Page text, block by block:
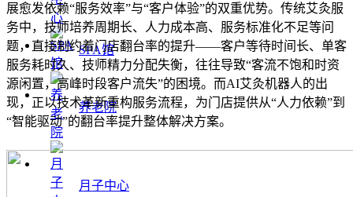
SPA馆
养老院
月子中心
展愈发依赖“服务效率”与“客户体验”的双重优势。传统艾灸服
务中，技师培养周期长、人力成本高、服务标准化不足等问
题，直接制约着门店翻台率的提升——客户等待时间长、单客
服务耗时久、技师精力分配失衡，往往导致“客流不饱和时资
源闲置，高峰时段客户流失”的困境。而AI艾灸机器人的出
现，正以技术革新重构服务流程，为门店提供从“人力依赖”到
“智能驱动”的翻台率提升整体解决方案。